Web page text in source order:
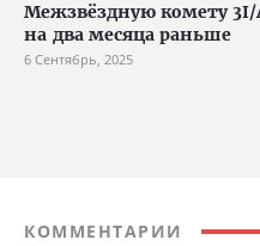
Межзвёздную комету 3I/
на два месяца раньше
6 Сентябрь, 2025
КОММЕНТАРИИ